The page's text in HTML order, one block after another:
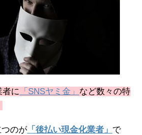
に 「SNSヤミ金」 など数々の特
のが 「後払い現金化業者」 で